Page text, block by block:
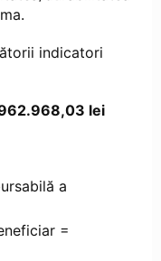
indicatori
lei
a
=